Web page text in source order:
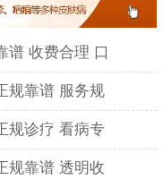
谱 收费合理 口
规靠谱 服务规
规诊疗 看病专
规靠谱 透明收